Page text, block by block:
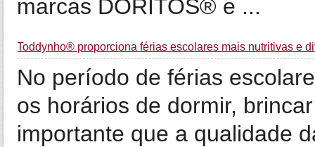
marcas DORITOS® e ...
Toddynho® proporciona férias escolares mais nutritivas e
No período de férias
os horários de dormir,
importante que a qualidade